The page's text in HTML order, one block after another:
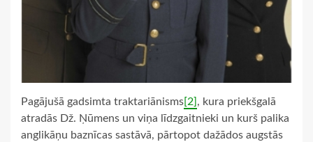
Pagājušā gadsimta traktariānisms[2] , kura priekšgalā
atradās Dž. Ņūmens un viņa līdzgaitnieki un kurš palika
anglikāņu baznīcas sastāvā, pārtopot dažādos augstās